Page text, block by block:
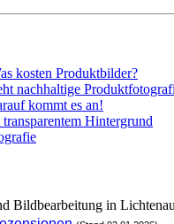
kosten Produktbilder?
nachhaltige
kommt es an!
Hintergrund
Bildbearbeitung in Lichtenau